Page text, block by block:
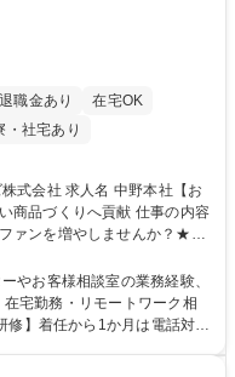
退職金あり
在宅OK
・社宅あり
野本社【お
りへ貢献 仕事の内容
ァンを増やしませんか？★≫
ていく上で、窓口となるお客
からの声に迅速かつ誠意をも
活動に反映しています。 【具
やお客様相談室の業務経験、
宅勤務・リモートワーク相